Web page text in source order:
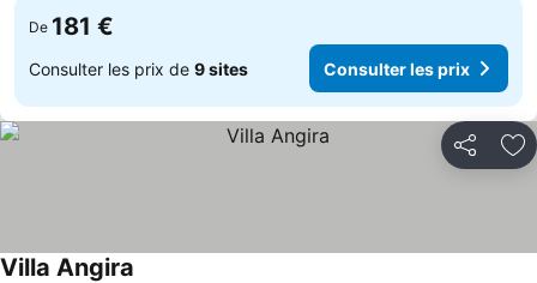
De 181 €
Consulter les prix de 9 sites Consulter les prix
Partager
Villa Angira